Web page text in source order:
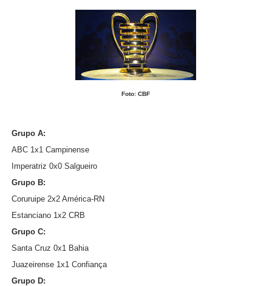
Foto: CBF
Grupo A:
ABC 1x1 Campinense
Imperatriz 0x0 Salgueiro
Grupo B:
Coruruipe 2x2 América-RN
Estanciano 1x2 CRB
Grupo C:
Santa Cruz 0x1 Bahia
Juazeirense 1x1 Confiança
Grupo D: